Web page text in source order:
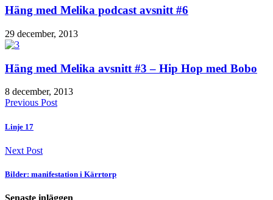
Häng med Melika podcast avsnitt #6
29 december, 2013
Häng med Melika avsnitt #3 – Hip Hop med Bobo
8 december, 2013
Previous Post
Linje 17
Next Post
Bilder: manifestation i Kärrtorp